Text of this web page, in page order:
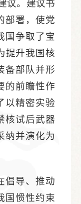
议。建议书
部署，使党
国争取了宝
提升我国核
备部队并形
的前瞻性作
以精密实验
核试后武器
纳并演化为
倡导、推动
国惯性约束